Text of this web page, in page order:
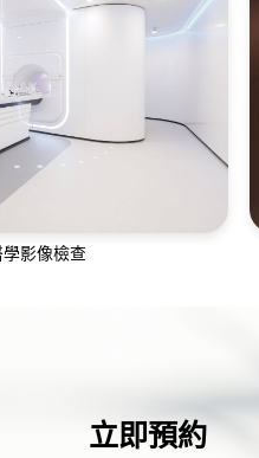
評估及美容護理，幫助不
解決皮膚問題
學影像檢查
立即預約